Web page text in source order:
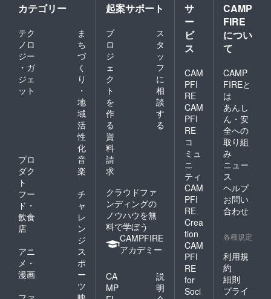
カテゴリー
テク
ノロ
ジー
・ガ
ジェ
ット
ま
ち
づ
く
り
・
地
域
活
性
化
プロ
ダク
ト
音
楽
フー
ド・
飲食
店
チ
ャ
レ
ン
ジ
アニ
メ・
漫画
ス
ポ
ー
ツ
起案サポート
プ
ロ
ジ
ェ
ク
ト
を
作
る
ス
タ
ッ
フ
に
相
談
す
る
資
料
請
求
クラウドファ
ンディングの
ノウハウを無
料で学ぼう
CAMPFIRE
アカデミー
CA
MP
説
明
サ
ー
ビ
ス
CAM
PFI
RE
CAM
PFI
RE
コ
ミュ
ニ
ティ
CAM
PFI
RE
Crea
tion
CAM
PFI
RE
for
Soci
CAMP
FIRE
につい
て
CAMP
FIREと
は
あんし
ん・安
全への
取り組
み
ニュー
ス
ヘルプ
お問い
合わせ
各種規定
利用規
約
細則
プライ